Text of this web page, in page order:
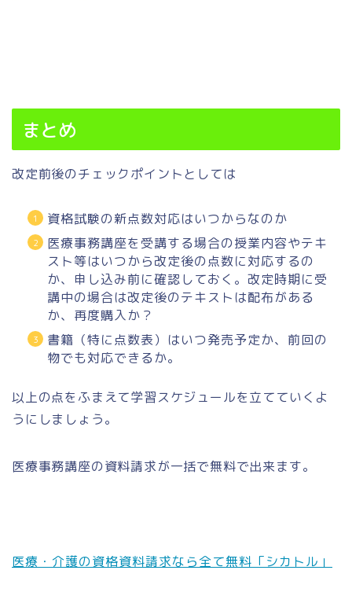
まとめ
改定前後のチェックポイントとしては
資格試験の新点数対応はいつからなのか
医療事務講座を受講する場合の授業内容やテキ
スト等はいつから改定後の点数に対応するの
か、申し込み前に確認しておく。改定時期に受
講中の場合は改定後のテキストは配布がある
か、再度購入か？
書籍（特に点数表）はいつ発売予定か、前回の
物でも対応できるか。
以上の点をふまえて学習スケジュールを立てていくよ
うにしましょう。
医療事務講座の資料請求が一括で無料で出来ます。
医療・介護の資格資料請求なら全て無料「シカトル」